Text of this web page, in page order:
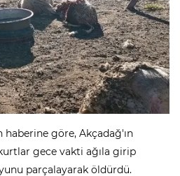
haberine göre, Akçadağ'ın
gece vakti ağıla girip
parçalayarak öldürdü.